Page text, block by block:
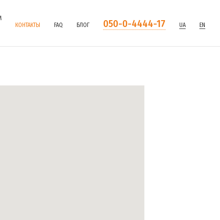
КОНТАКТЫ
FAQ БЛОГ 050-0-4444-17 UA EN